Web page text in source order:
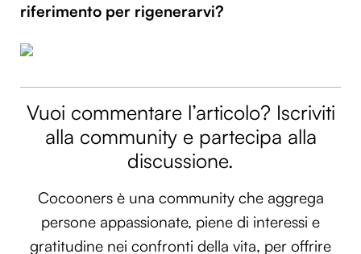
riferimento per rigenerarvi?
Vuoi commentare l’articolo? Iscriviti
alla community e partecipa alla
discussione.
Cocooners è una community che aggrega
persone appassionate, piene di interessi e
gratitudine nei confronti della vita, per offrire